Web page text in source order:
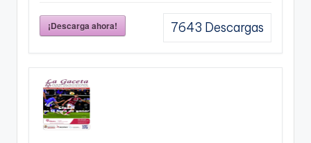
¡Descarga ahora! 7643 Descargas